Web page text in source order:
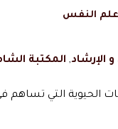
النفس
الإرشاد, المكتبة
التي تساهم